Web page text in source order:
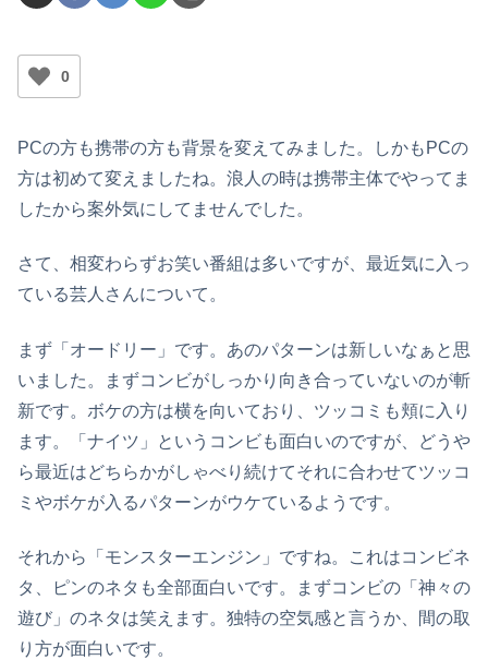
0
PCの方も携帯の方も背景を変えてみました。しかもPCの
方は初めて変えましたね。浪人の時は携帯主体でやってま
したから案外気にしてませんでした。
さて、相変わらずお笑い番組は多いですが、最近気に入っ
ている芸人さんについて。
まず「オードリー」です。あのパターンは新しいなぁと思
いました。まずコンビがしっかり向き合っていないのが斬
新です。ボケの方は横を向いており、ツッコミも頬に入り
ます。「ナイツ」というコンビも面白いのですが、どうや
ら最近はどちらかがしゃべり続けてそれに合わせてツッコ
ミやボケが入るパターンがウケているようです。
それから「モンスターエンジン」ですね。これはコンビネ
タ、ピンのネタも全部面白いです。まずコンビの「神々の
遊び」のネタは笑えます。独特の空気感と言うか、間の取
り方が面白いです。